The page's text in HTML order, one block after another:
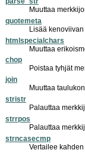
Muuttaa
quotemeta
Lisää kenoviivan
htmlspecialchars
Muuttaa
chop
Poistaa tyhjät
join
Muuttaa
stristr
Palauttaa
strrpos
Palauttaa
strncasecmp
Vertailee